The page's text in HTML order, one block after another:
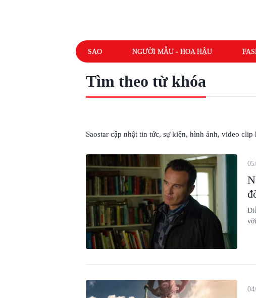
SAO NGƯỜI MẪU - HOA HẬU
Tìm theo từ khóa
Saostar cập nhật tin tức, sự kiện, hình ảnh, video clip